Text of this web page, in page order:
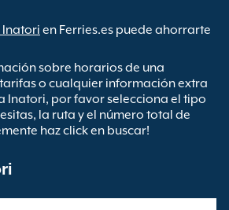
Inatori en Ferries.es puede ahorrarte
sobre horarios de una
o cualquier información extra
Inatori, por favor selecciona el tipo
la ruta y el número total de
haz click en buscar!